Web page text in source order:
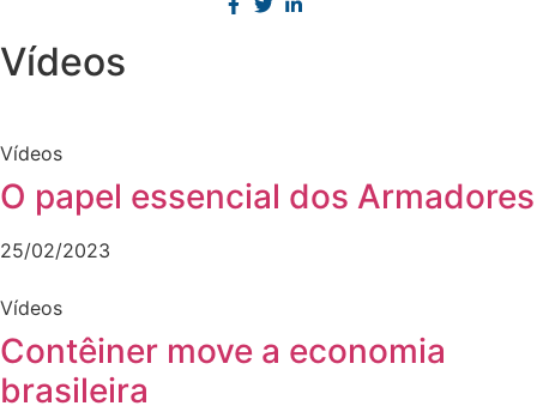
Vídeos
Vídeos
O papel essencial dos Armadores
25/02/2023
Vídeos
Contêiner move a economia
brasileira